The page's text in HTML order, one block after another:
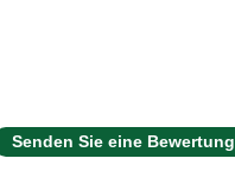
Senden Sie eine Bewertung